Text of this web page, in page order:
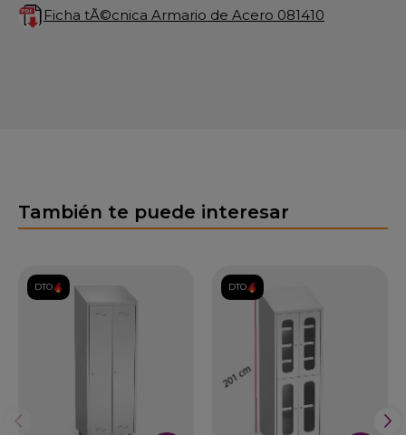
Ficha tÃ©cnica Armario de Acero 081410
También te puede interesar
DTO. DTO.